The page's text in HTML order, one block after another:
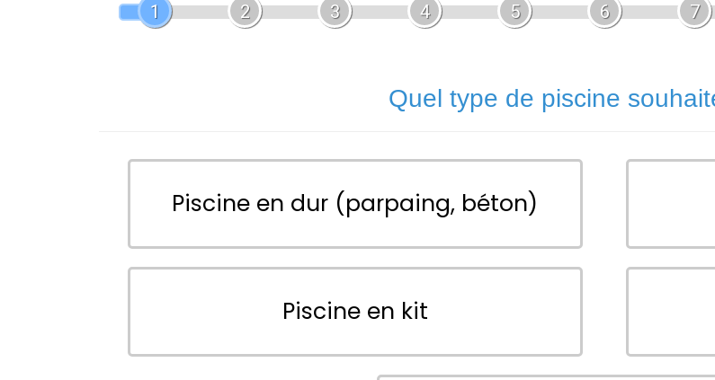
1 2 3 4 5 6 7
Quel type de piscine
Piscine en dur (parpaing, béton)
Piscine en kit